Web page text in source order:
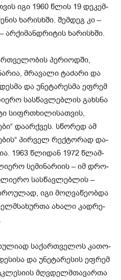
იგი 1960 წლის 19 დე­კემ­
ხა­რისხში. შემ­დეგ კი –
არ­ქი­მან­დრი­ტის ხა­რისხში.
პე­რი­ოდ­ში,
მრა­ვა­ლი ტა­ძა­რი და
და უნე­ტა­რეს­მა ეფ­რემ
სას­წავ­ლებ­ლის გახ­სნა
სიფრ­თხი­ლი­სათ­ვის,
და­არ­ქვეს. სწო­რედ ამ
პირ­ველ რექ­ტო­რად და­
1963 წლი­დან 1972 წლამ­
სე­მი­ნა­რი­ის – იმ დრო­
სას­წავ­ლებ­ლის –
იგი მოღ­ვა­წე­ობ­და
ახა­ლი კად­რე­
სა­ქარ­თვე­ლოს კა­თო­
და უნე­ტა­რე­სის ეფ­რემ
მღვდელმთა­ვარ­თა